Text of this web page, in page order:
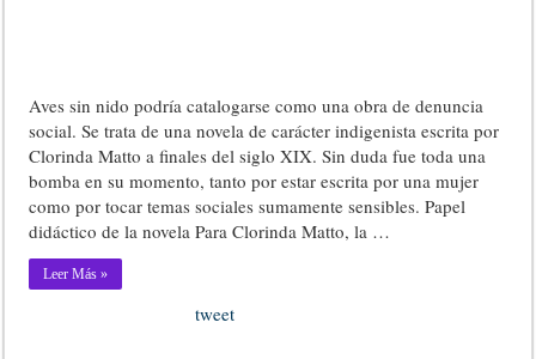
Aves sin nido podría catalogarse como una obra de denuncia
social. Se trata de una novela de carácter indigenista escrita por
Clorinda Matto a finales del siglo XIX. Sin duda fue toda una
bomba en su momento, tanto por estar escrita por una mujer
como por tocar temas sociales sumamente sensibles. Papel
didáctico de la novela Para Clorinda Matto, la …
Leer Más »
tweet